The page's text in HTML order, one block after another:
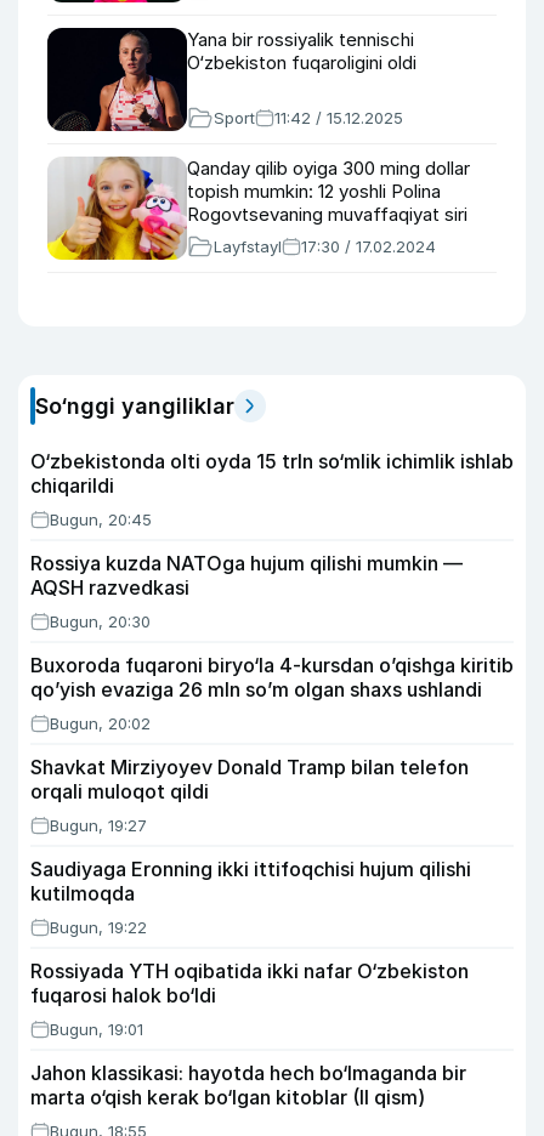
Yana bir rossiyalik tennischi
O‘zbekiston fuqaroligini oldi
Sport 11:42 / 15.12.2025
Qanday qilib oyiga 300 ming dollar
topish mumkin: 12 yoshli Polina
Rogovtsevaning muvaffaqiyat siri
Layfstayl 17:30 / 17.02.2024
So‘nggi yangiliklar
O‘zbekistonda olti oyda 15 trln so‘mlik ichimlik ishlab
chiqarildi
Bugun, 20:45
Rossiya kuzda NATOga hujum qilishi mumkin —
AQSH razvedkasi
Bugun, 20:30
Buxoroda fuqaroni biryo‘la 4-kursdan o’qishga kiritib
qo’yish evaziga 26 mln so’m olgan shaxs ushlandi
Bugun, 20:02
Shavkat Mirziyoyev Donald Tramp bilan telefon
orqali muloqot qildi
Bugun, 19:27
Saudiyaga Eronning ikki ittifoqchisi hujum qilishi
kutilmoqda
Bugun, 19:22
Rossiyada YTH oqibatida ikki nafar O‘zbekiston
fuqarosi halok bo‘ldi
Bugun, 19:01
Jahon klassikasi: hayotda hech bo‘lmaganda bir
marta o‘qish kerak bo‘lgan kitoblar (II qism)
Bugun, 18:55